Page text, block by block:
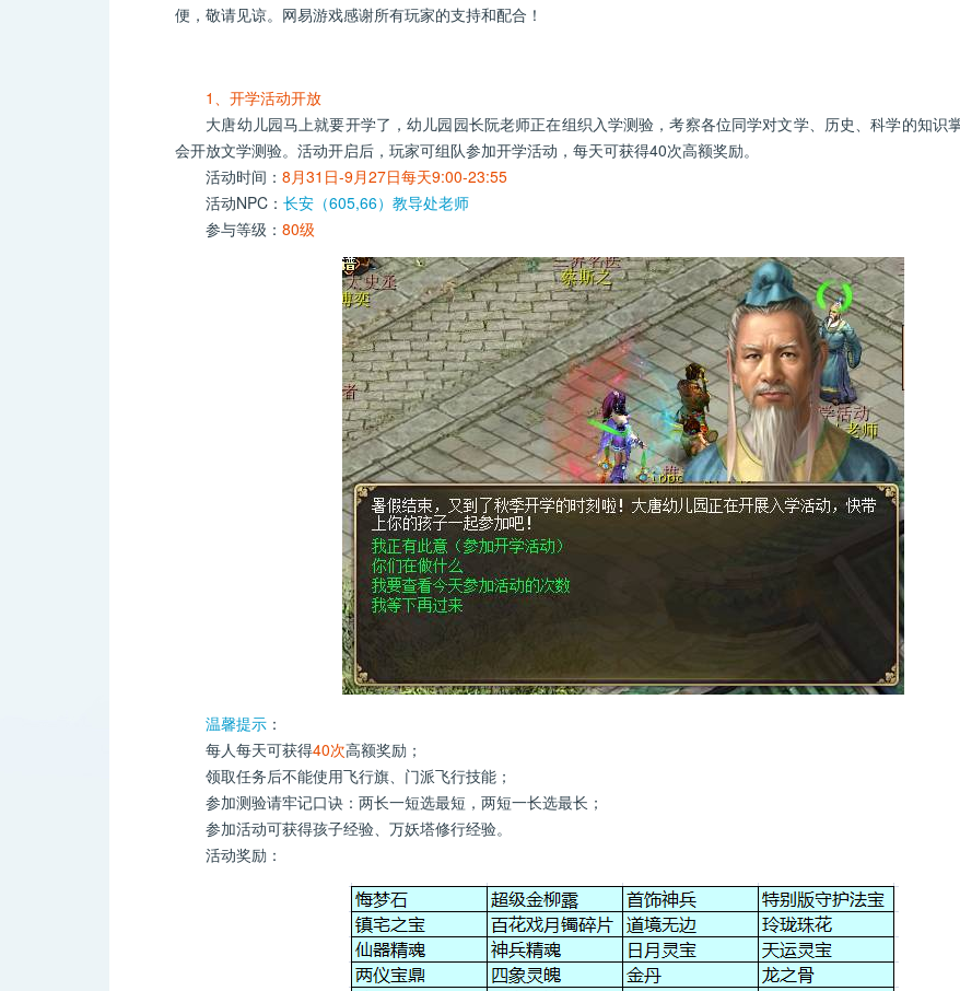
便，敬请见谅。网易游戏感谢所有玩家的支持和配合！
1、开学活动开放
大唐幼儿园马上就要开学了，幼儿园园长阮老师正在组织入学测验，考察各位同学对文学、历史、科学的知识
会开放文学测验。活动开启后，玩家可组队参加开学活动，每天可获得40次高额奖励。
活动时间： 8月31日-9月27日每天9:00-23:55
活动NPC： 长安（605,66）教导处老师
参与等级： 80级
温馨提示 ：
每人每天可获得40次高额奖励；
领取任务后不能使用飞行旗、门派飞行技能；
参加测验请牢记口诀：两长一短选最短，两短一长选最长；
参加活动可获得孩子经验、万妖塔修行经验。
活动奖励：